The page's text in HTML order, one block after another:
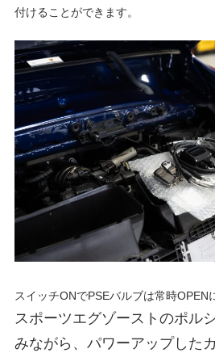
付けることができます。
スイッチONでPSEバルブは常時OPEN
スポーツエグゾーストのポル
みながら、パワーアップした